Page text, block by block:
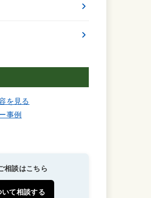
を見る
事例
相談はこちら
て相談する